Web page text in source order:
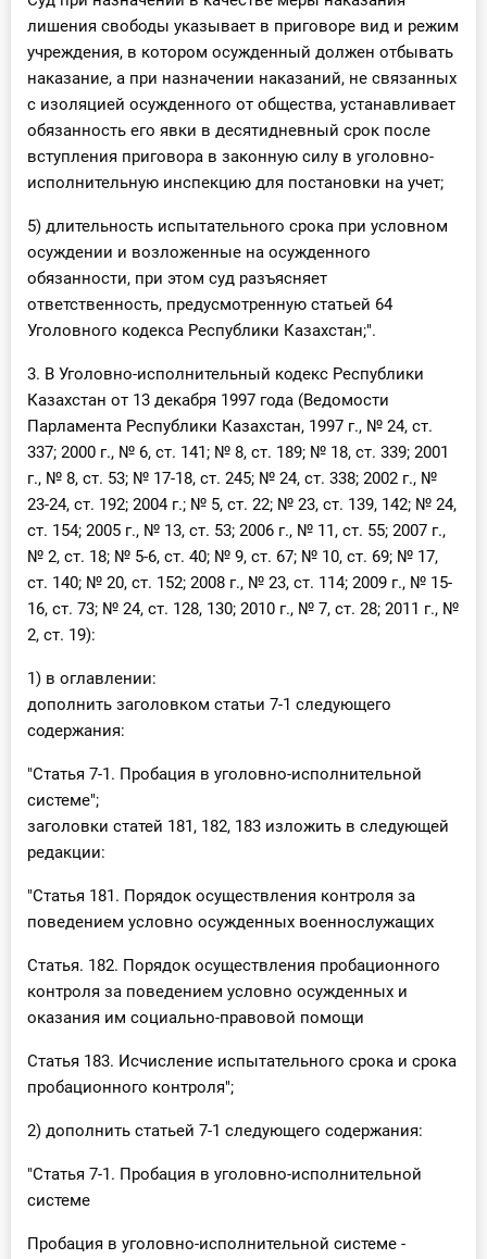
лишения свободы указывает в приговоре вид и режим
учреждения, в котором осужденный должен отбывать
наказание, а при назначении наказаний, не связанных
с изоляцией осужденного от общества, устанавливает
обязанность его явки в десятидневный срок после
вступления приговора в законную силу в уголовно-
исполнительную инспекцию для постановки на учет;
5) длительность испытательного срока при условном
осуждении и возложенные на осужденного
обязанности, при этом суд разъясняет
ответственность, предусмотренную статьей 64
Уголовного кодекса Республики Казахстан;".
3. В Уголовно-исполнительный кодекс Республики
Казахстан от 13 декабря 1997 года (Ведомости
Парламента Республики Казахстан, 1997 г., № 24, ст.
337; 2000 г., № 6, ст. 141; № 8, ст. 189; № 18, ст. 339; 2001
г., № 8, ст. 53; № 17-18, ст. 245; № 24, ст. 338; 2002 г., №
23-24, ст. 192; 2004 г.; № 5, ст. 22; № 23, ст. 139, 142; № 24,
ст. 154; 2005 г., № 13, ст. 53; 2006 г., № 11, ст. 55; 2007 г.,
№ 2, ст. 18; № 5-6, ст. 40; № 9, ст. 67; № 10, ст. 69; № 17,
ст. 140; № 20, ст. 152; 2008 г., № 23, ст. 114; 2009 г., № 15-
16, ст. 73; № 24, ст. 128, 130; 2010 г., № 7, ст. 28; 2011 г., №
2, ст. 19):
1) в оглавлении:
дополнить заголовком статьи 7-1 следующего
содержания:
"Статья 7-1. Пробация в уголовно-исполнительной
системе";
заголовки статей 181, 182, 183 изложить в следующей
редакции:
"Статья 181. Порядок осуществления контроля за
поведением условно осужденных военнослужащих
Статья. 182. Порядок осуществления пробационного
контроля за поведением условно осужденных и
оказания им социально-правовой помощи
Статья 183. Исчисление испытательного срока и срока
пробационного контроля";
2) дополнить статьей 7-1 следующего содержания:
"Статья 7-1. Пробация в уголовно-исполнительной
системе
Пробация в уголовно-исполнительной системе -